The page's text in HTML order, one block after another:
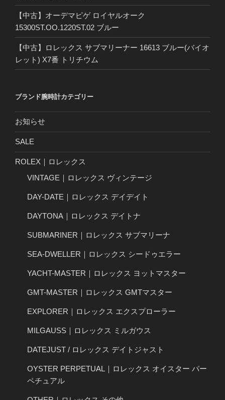
【中古】オーデマピゲ ロイヤルオーク
15300ST.OO.1220ST.02 ブルー
【中古】ロレックス サブマリーナー 16613 ブルー(バイオ
レット) X7番 トリチウム
ブランド腕時計カテゴリー
お知らせ
SALE
ROLEX｜ロレックス
VINTAGE｜ロレックス ヴィンテージ
DAY-DATE｜ロレックス デイデイト
DAYTONA｜ロレックス デイトナ
SUBMARINER｜ロレックス サブマリーナ
SEA-DWELLER｜ロレックス シードゥエラー
YACHT-MASTER｜ロレックス ヨットマスター
GMT-MASTER｜ロレックス GMTマスター
EXPLORER｜ロレックス エクスプローラー
MILGAUSS｜ロレックス ミルガウス
DATEJUST / ロレックス デイトジャスト
OYSTER PERPETUAL｜ロレックス オイスター パー
ペチュアル